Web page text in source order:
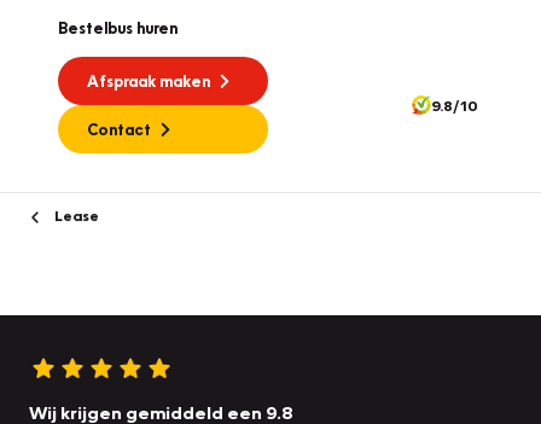
Bestelbus huren
Afspraak maken
Contact
9.8/10
Lease
Wij krijgen gemiddeld een 9.8